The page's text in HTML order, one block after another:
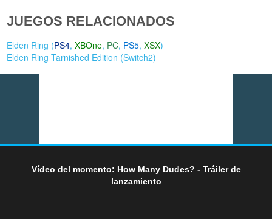
JUEGOS RELACIONADOS
Elden Ring (PS4,XBOne, PC, PS5,XSX)
Elden Ring Tarnished Edition (Switch2)
Vídeo del momento: How Many Dudes? - Tráiler de
lanzamiento